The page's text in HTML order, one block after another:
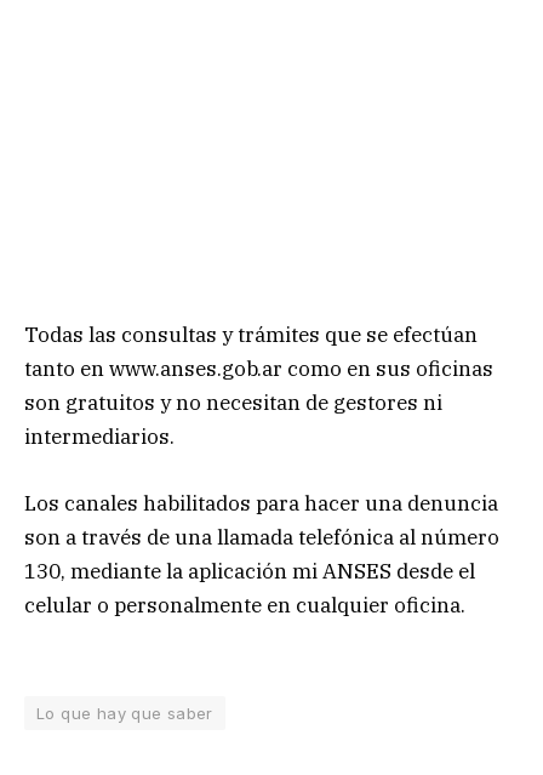
Todas las consultas y trámites que se efectúan
tanto en www.anses.gob.ar como en sus oficinas
son gratuitos y no necesitan de gestores ni
intermediarios.
Los canales habilitados para hacer una denuncia
son a través de una llamada telefónica al número
130, mediante la aplicación mi ANSES desde el
celular o personalmente en cualquier oficina.
Lo que hay que saber